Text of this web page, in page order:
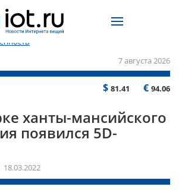
7 августа 2026
$ 81.41 € 94.06
ханты-мансийского
появился 5D-